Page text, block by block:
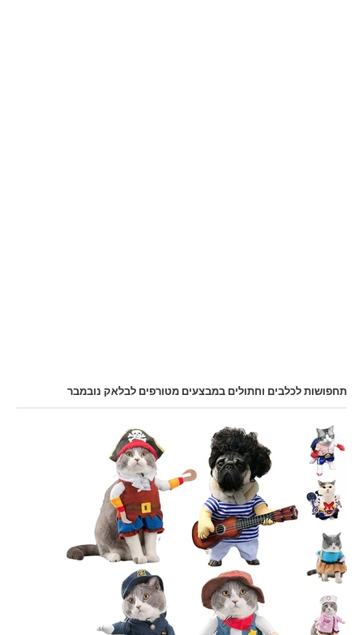
תחפושות לכלבים וחתולים במבצעים מטורפים לבלאק נובמבר